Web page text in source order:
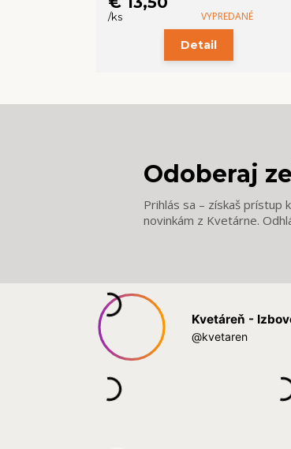
/ks VYPREDANÉ
Detail
Odoberaj
Prihlás sa – získaš prístup
novinkám z Kvetárne.